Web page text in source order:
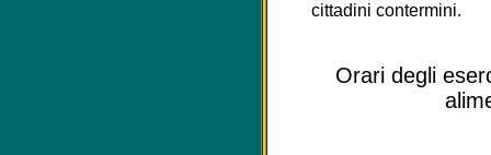
cittadini contermini.
Orari degli